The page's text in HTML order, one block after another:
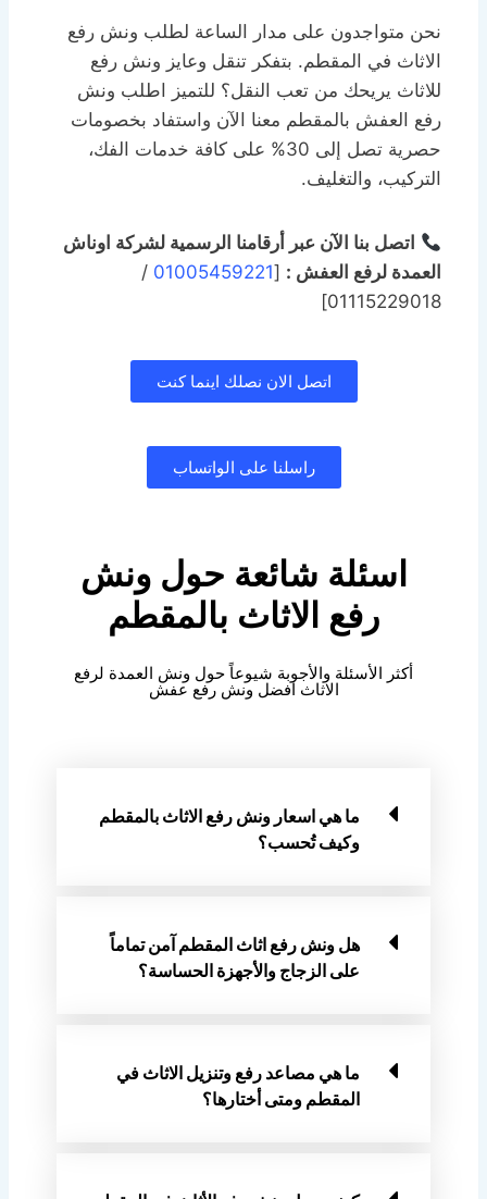
نحن متواجدون على مدار الساعة لطلب ونش رفع
الاثاث في المقطم. بتفكر تنقل وعايز ونش رفع
للاثاث يريحك من تعب النقل؟ للتميز اطلب ونش
رفع العفش بالمقطم معنا الآن واستفاد بخصومات
حصرية تصل إلى 30% على كافة خدمات الفك،
التركيب، والتغليف.
اتصل بنا الآن عبر أرقامنا الرسمية لشركة اوناش
العمدة لرفع العفش : [
01005459221
/
01115229018]
اتصل الان نصلك اينما كنت
راسلنا على الواتساب
اسئلة شائعة حول ونش
رفع الاثاث بالمقطم
أكثر الأسئلة والأجوبة شيوعاً حول ونش العمدة لرفع
الاثاث افضل ونش رفع عفش
ما هي اسعار ونش رفع الاثاث بالمقطم
وكيف تُحسب؟
هل ونش رفع اثاث المقطم آمن تماماً
على الزجاج والأجهزة الحساسة؟
ما هي مصاعد رفع وتنزيل الاثاث في
المقطم ومتى أختارها؟